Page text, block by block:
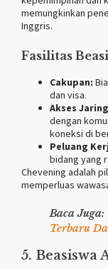
memungkinkan
Inggris.
Fasilitas
Cakupan:
dan visa.
Akses
dengan
koneksi di
Peluang
bidang yang
Chevening adalah
memperluas
Baca Juga:
Terbaru
5. Beasiswa